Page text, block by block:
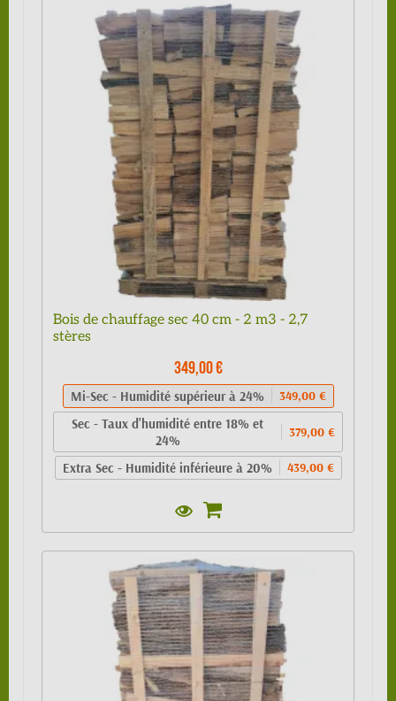
Bois de chauffage sec 40 cm - 2 m3 - 2,7
stères
349,00 €
Mi-Sec - Humidité supérieur à 24% 349,00 €
Sec - Taux d'humidité entre 18% et
24%
379,00 €
Extra Sec - Humidité inférieure à 20% 439,00 €